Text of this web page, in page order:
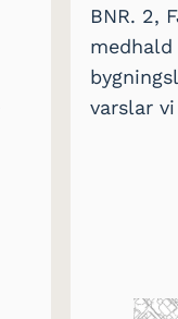
BNR. 2,
varslar